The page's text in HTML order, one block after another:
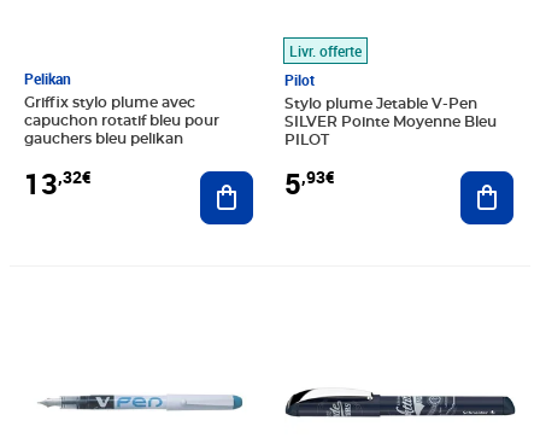
Pelikan
Griffix stylo plume avec
capuchon rotatif bleu pour
gauchers bleu pelikan
13,32€ Ajouter au panier
Livr. offerte
Pilot
Stylo plume Jetable V-Pen
SILVER Pointe Moyenne Bleu
PILOT
5,93€